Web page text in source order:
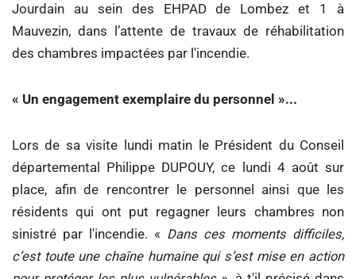
Jourdain au sein des EHPAD de Lombez et 1 à
Mauvezin, dans l’attente de travaux de réhabilitation
des chambres impactées par l'incendie.
« Un engagement exemplaire du personnel »...
Lors de sa visite lundi matin le Président du Conseil
départemental Philippe DUPOUY, ce lundi 4 août sur
place, afin de rencontrer le personnel ainsi que les
résidents qui ont put regagner leurs chambres non
sinistré par l'incendie. « Dans ces moments difficiles,
c’est toute une chaîne humaine qui s’est mise en action